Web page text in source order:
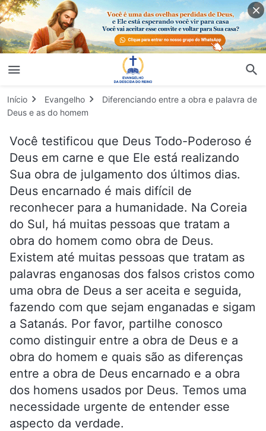
Início Evangelho
Diferenciando entre a obra e palavra de
Deus e as do homem
Você testificou que Deus Todo-Poderoso é
Deus em carne e que Ele está realizando
Sua obra de julgamento dos últimos dias.
Deus encarnado é mais difícil de
reconhecer para a humanidade. Na Coreia
do Sul, há muitas pessoas que tratam a
obra do homem como obra de Deus.
Existem até muitas pessoas que tratam as
palavras enganosas dos falsos cristos como
uma obra de Deus a ser aceita e seguida,
fazendo com que sejam enganadas e sigam
a Satanás. Por favor, partilhe conosco
como distinguir entre a obra de Deus e a
obra do homem e quais são as diferenças
entre a obra de Deus encarnado e a obra
dos homens usados por Deus. Temos uma
necessidade urgente de entender esse
aspecto da verdade.